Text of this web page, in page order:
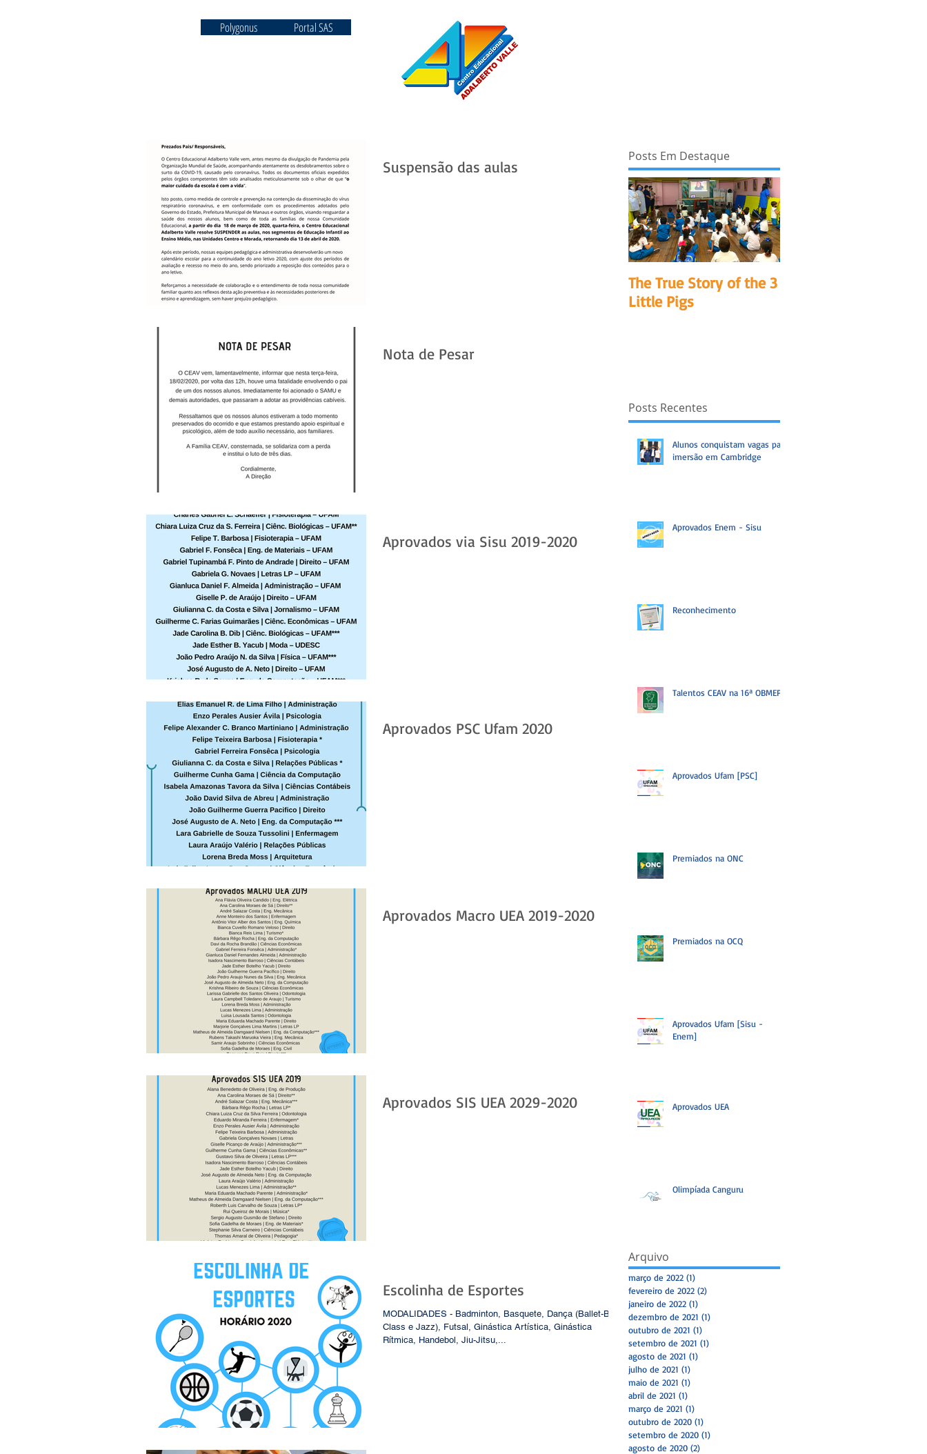
Polygonus Portal SAS
Suspensão das aulas
Nota de Pesar
Aprovados via Sisu 2019-2020
Aprovados PSC Ufam 2020
Aprovados Macro UEA 2019-2020
Aprovados SIS UEA 2029-2020
Escolinha de Esportes
MODALIDADES - Badminton, Basquete, Dança (Ballet-Baby
Class e Jazz), Futsal, Ginástica Artística, Ginástica
Rítmica, Handebol, Jiu-Jitsu,...
Posts Em Destaque
The True Story of the 3
Little Pigs
Posts Recentes
Alunos conquistam vagas para
imersão em Cambridge
Aprovados Enem - Sisu
Reconhecimento
Talentos CEAV na 16ª OBMEP
Aprovados Ufam [PSC]
Premiados na ONC
Premiados na OCQ
Aprovados Ufam [Sisu -
Enem]
Aprovados UEA
Olimpíada Canguru
Arquivo
março de 2022 (1)
fevereiro de 2022 (2)
janeiro de 2022 (1)
dezembro de 2021 (1)
outubro de 2021 (1)
setembro de 2021 (1)
agosto de 2021 (1)
julho de 2021 (1)
maio de 2021 (1)
abril de 2021 (1)
março de 2021 (1)
outubro de 2020 (1)
setembro de 2020 (1)
agosto de 2020 (2)